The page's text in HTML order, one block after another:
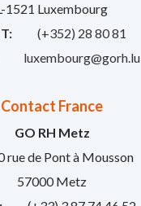
1521 Luxembourg
T:
(+352) 28 80 81
luxembourg@gorh.lu
Contact France
GO RH Metz
rue de Pont à Mousson
57000 Metz